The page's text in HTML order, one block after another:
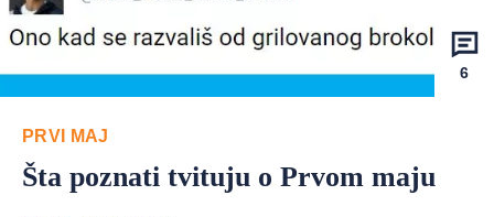
6
PRVI MAJ
Šta poznati tvituju o Prvom maju